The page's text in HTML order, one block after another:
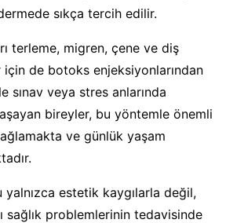
sıkça tercih edilir.
terleme, migren, çene ve diş
için de botoks enjeksiyonlarından
sınav veya stres anlarında
bireyler, bu yöntemle önemli
ve günlük yaşam
estetik kaygılarla değil,
sağlık problemlerinin tedavisinde